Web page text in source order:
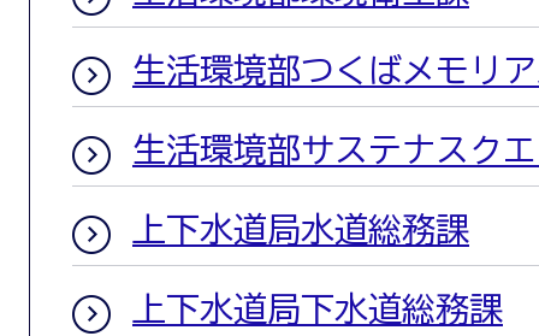
生活環境部つくばメモリ
生活環境部サステナスク
上下水道局水道総務課
上下水道局下水道総務課